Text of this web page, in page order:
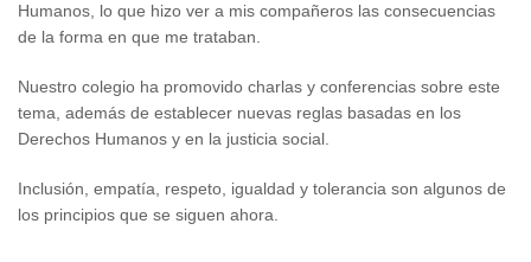
Humanos, lo que hizo ver a mis compañeros las consecuencias
de la forma en que me trataban.
Nuestro colegio ha promovido charlas y conferencias sobre este
tema, además de establecer nuevas reglas basadas en los
Derechos Humanos y en la justicia social.
Inclusión, empatía, respeto, igualdad y tolerancia son algunos de
los principios que se siguen ahora.